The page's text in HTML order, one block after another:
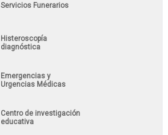
Servicios Funerarios
Histeroscopía
diagnóstica
Emergencias y
Urgencias Médicas
Centro de investigación
educativa